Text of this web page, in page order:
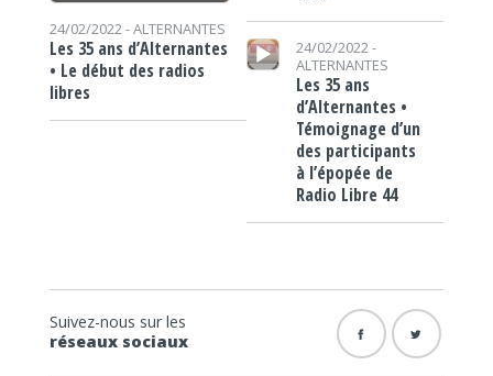
24/02/2022 -ALTERNANTES
Les 35 ans d’Alternantes
• Le début des radios
libres
Lecteur audio
24/02/2022 -
ALTERNANTES
Les 35 ans
d’Alternantes •
Témoignage d’un
des participants
à l’épopée de
Radio Libre 44
Suivez-nous sur les
réseaux sociaux